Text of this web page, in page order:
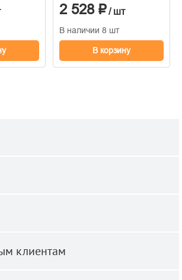
1.06м x 10.05
2 528 ₽/ шт
В наличии 8 шт
В корзину
клиентам